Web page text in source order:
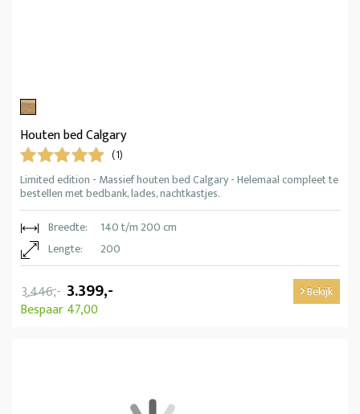
Houten bed Calgary
(1)
Limited edition - Massief houten bed Calgary - Helemaal compleet te
bestellen met bedbank, lades, nachtkastjes.
Breedte:
140 t/m 200 cm
Lengte:
200
3.446,- 3.399,-
Bespaar 47,00
Bekijk